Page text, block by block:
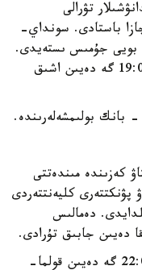
تۋرالى
باستاپ جازا باستادى. سونداي-
بويى جۇمىس ىستەيدى.
ولاردىڭ باسىم كوپشىلىگى 9:00 دەن 19:00 گە دەيىن اشىق
بانك بولىمشەلەرىندە.
كەزىندە مىندەتتى
پۋنكتتەرى كليەنتتەردى
قابىلدايدى. دەمالىس
دەيىن جابىق تۇرادى.
نيدەرلاند اۋەجايىندا شامامەن ساعات 22:00 گە دەيىن قولما-